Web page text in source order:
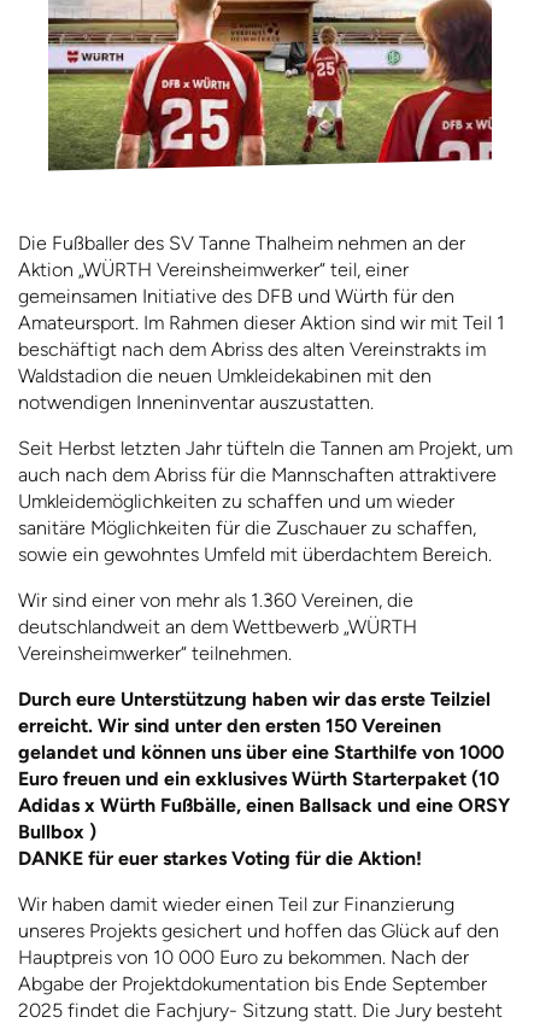
Die Fußballer des SV Tanne Thalheim nehmen an der
Aktion „WÜRTH Vereinsheimwerker“ teil, einer
gemeinsamen Initiative des DFB und Würth für den
Amateursport. Im Rahmen dieser Aktion sind wir mit Teil 1
beschäftigt nach dem Abriss des alten Vereinstrakts im
Waldstadion die neuen Umkleidekabinen mit den
notwendigen Inneninventar auszustatten.
Seit Herbst letzten Jahr tüfteln die Tannen am Projekt, um
auch nach dem Abriss für die Mannschaften attraktivere
Umkleidemöglichkeiten zu schaffen und um wieder
sanitäre Möglichkeiten für die Zuschauer zu schaffen,
sowie ein gewohntes Umfeld mit überdachtem Bereich.
Wir sind einer von mehr als 1.360 Vereinen, die
deutschlandweit an dem Wettbewerb „WÜRTH
Vereinsheimwerker“ teilnehmen.
Durch eure Unterstützung haben wir das erste Teilziel
erreicht. Wir sind unter den ersten 150 Vereinen
gelandet und können uns über eine Starthilfe von 1000
Euro freuen und ein exklusives Würth Starterpaket (10
Adidas x Würth Fußbälle, einen Ballsack und eine ORSY
Bullbox )
DANKE für euer starkes Voting für die Aktion!
Wir haben damit wieder einen Teil zur Finanzierung
unseres Projekts gesichert und hoffen das Glück auf den
Hauptpreis von 10 000 Euro zu bekommen. Nach der
Abgabe der Projektdokumentation bis Ende September
2025 findet die Fachjury- Sitzung statt. Die Jury besteht